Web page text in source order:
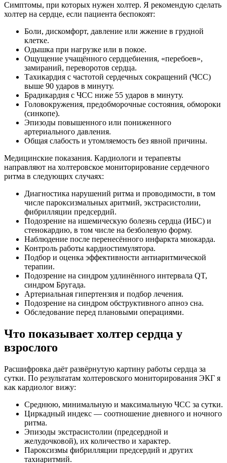
Симптомы, при которых нужен холтер. Я рекомендую сделать
холтер на сердце, если пациента беспокоят:
Боли, дискомфорт, давление или жжение в грудной
клетке.
Одышка при нагрузке или в покое.
Ощущение учащённого сердцебиения, «перебоев»,
замираний, переворотов сердца.
Тахикардия с частотой сердечных сокращений (ЧСС)
выше 90 ударов в минуту.
Брадикардия с ЧСС ниже 55 ударов в минуту.
Головокружения, предобморочные состояния, обмороки
(синкопе).
Эпизоды повышенного или пониженного
артериального давления.
Общая слабость и утомляемость без явной причины.
Медицинские показания. Кардиологи и терапевты
направляют на холтеровское мониторирование сердечного
ритма в следующих случаях:
Диагностика нарушений ритма и проводимости, в том
числе пароксизмальных аритмий, экстрасистолии,
фибрилляции предсердий.
Подозрение на ишемическую болезнь сердца (ИБС) и
стенокардию, в том числе на безболевую форму.
Наблюдение после перенесённого инфаркта миокарда.
Контроль работы кардиостимулятора.
Подбор и оценка эффективности антиаритмической
терапии.
Подозрение на синдром удлинённого интервала QT,
синдром Бругада.
Артериальная гипертензия и подбор лечения.
Подозрение на синдром обструктивного апноэ сна.
Обследование перед плановыми операциями.
Что показывает холтер сердца у
взрослого
Расшифровка даёт развёрнутую картину работы сердца за
сутки. По результатам холтеровского мониторирования ЭКГ я
как кардиолог вижу:
Среднюю, минимальную и максимальную ЧСС за сутки.
Циркадный индекс — соотношение дневного и ночного
ритма.
Эпизоды экстрасистолии (предсердной и
желудочковой), их количество и характер.
Пароксизмы фибрилляции предсердий и других
тахиаритмий.